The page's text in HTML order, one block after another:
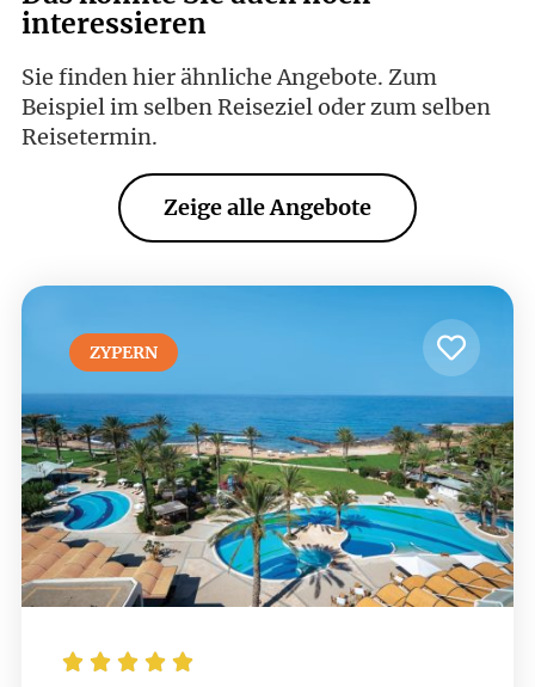
interessieren
Sie finden hier ähnliche Angebote. Zum
Beispiel im selben Reiseziel oder zum selben
Reisetermin.
Zeige alle Angebote
ZYPERN
    